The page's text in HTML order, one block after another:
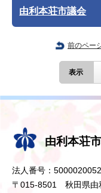
由利本荘市議会
前のペー
表示
由利本荘
法人番号：
〒015-8501 秋田県由